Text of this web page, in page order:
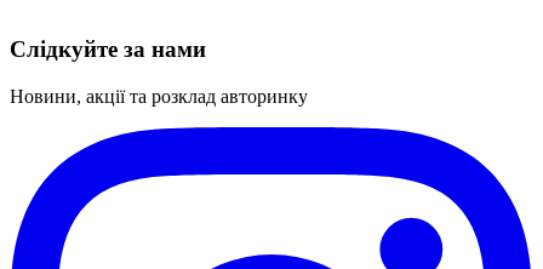
Слідкуйте за нами
Новини, акції та розклад авторинку